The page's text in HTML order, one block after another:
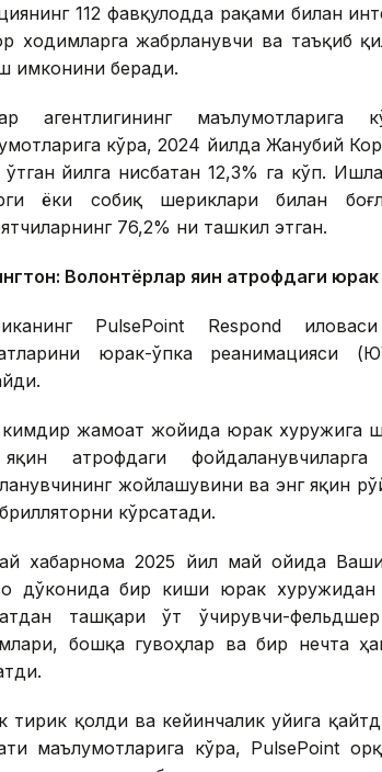
112 фавқулодда рақами билан
ходимларга жабрланувчи ва таъқиб
имконини беради.
агентлигининг маълумотларига
кўра, 2024 йилда Жанубий
йилга нисбатан 12,3% га кўп.
ёки собиқ шериклари билан
76,2% ни ташкил этган.
Волонтёрлар яқин атрофдаги юрак
PulsePoint Respond
юрак-ўпка реанимацияси
жамоат жойида юрак хуружига
атрофдаги
жойлашувини ва энг яқин
кўрсатади.
хабарнома 2025 йил май ойида
дўконида бир киши юрак
ташқари ўт ўчирувчи-
бошқа гувоҳлар ва бир нечта
тирик қолди ва кейинчалик уйига
маълумотларига кўра, PulsePoint